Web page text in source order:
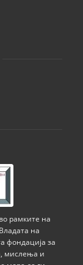
рамките на
на
фондација за
мислења и